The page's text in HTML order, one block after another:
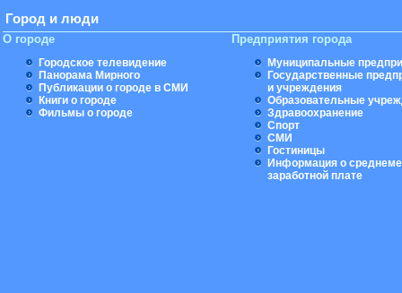
Город и люди
О городе
Городское телевидение
Панорама Мирного
Публикации о городе в СМИ
Книги о городе
Фильмы о городе
Предприятия города
Муниципальные
Государственные
и учреждения
Образовательные
Здравоохранение
Спорт
СМИ
Гостиницы
Информация о
заработной плате